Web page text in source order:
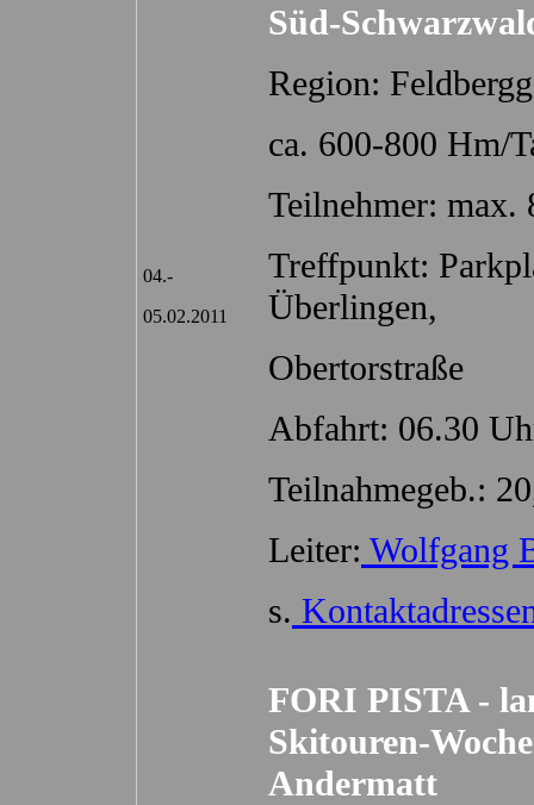
04.-
05.02.2011
Süd-
Region:
ca. 600-800 Hm/
Teilnehmer: max.
Treffpunkt:
Überlingen,
Obertorstraße
Abfahrt: 06.30
Teilnahmegeb.:
Leiter: Wolfgang
s.
FORI PISTA -
Skitouren-
Andermatt